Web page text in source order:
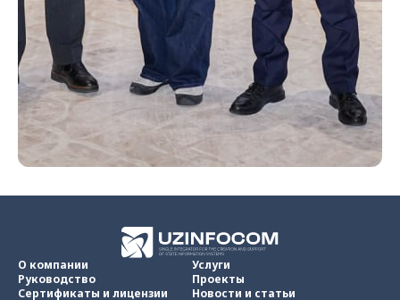
О компании
Руководство
Сертификаты и лицензии
Услуги
Проекты
Новости и статьи